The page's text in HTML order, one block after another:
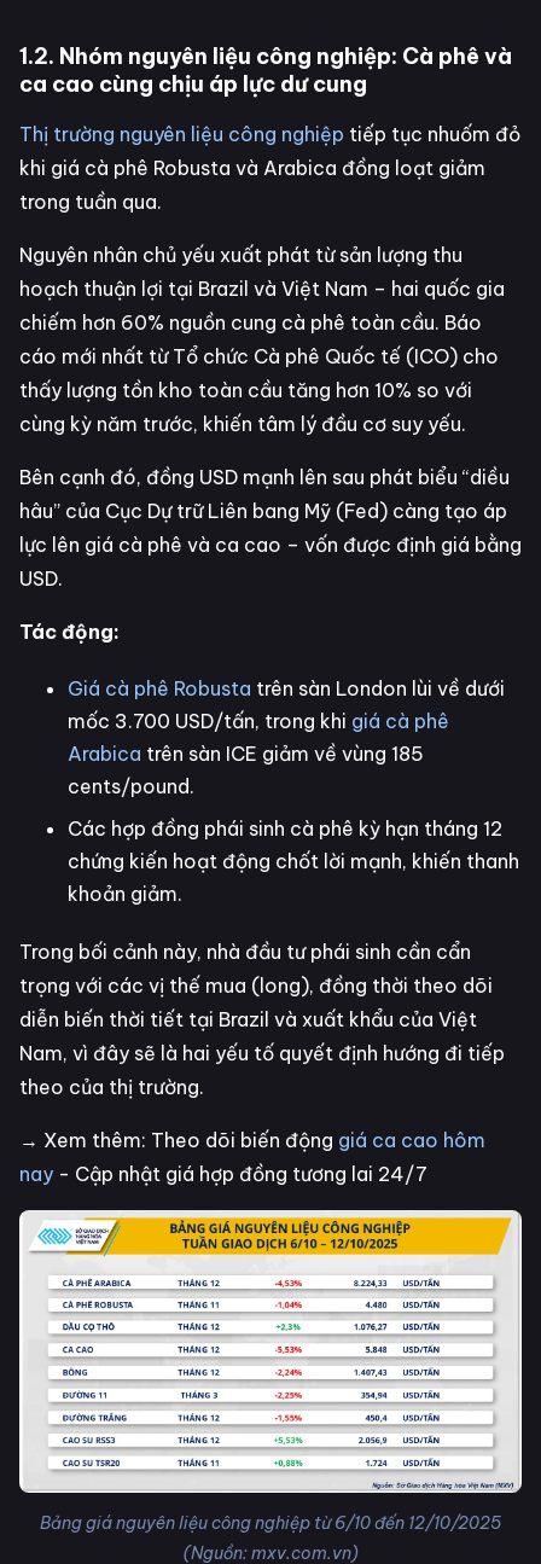
1.2. Nhóm nguyên liệu công nghiệp: Cà phê và
ca cao cùng chịu áp lực dư cung
Thị trường nguyên liệu công nghiệp tiếp tục nhuốm đỏ
khi giá cà phê Robusta và Arabica đồng loạt giảm
trong tuần qua.
Nguyên nhân chủ yếu xuất phát từ sản lượng thu
hoạch thuận lợi tại Brazil và Việt Nam – hai quốc gia
chiếm hơn 60% nguồn cung cà phê toàn cầu. Báo
cáo mới nhất từ Tổ chức Cà phê Quốc tế (ICO) cho
thấy lượng tồn kho toàn cầu tăng hơn 10% so với
cùng kỳ năm trước, khiến tâm lý đầu cơ suy yếu.
Bên cạnh đó, đồng USD mạnh lên sau phát biểu “diều
hâu” của Cục Dự trữ Liên bang Mỹ (Fed) càng tạo áp
lực lên giá cà phê và ca cao – vốn được định giá bằng
USD.
Tác động:
Giá cà phê Robusta trên sàn London lùi về dưới
mốc 3.700 USD/tấn, trong khi giá cà phê
Arabica trên sàn ICE giảm về vùng 185
cents/pound.
Các hợp đồng phái sinh cà phê kỳ hạn tháng 12
chứng kiến hoạt động chốt lời mạnh, khiến thanh
khoản giảm.
Trong bối cảnh này, nhà đầu tư phái sinh cần cẩn
trọng với các vị thế mua (long), đồng thời theo dõi
diễn biến thời tiết tại Brazil và xuất khẩu của Việt
Nam, vì đây sẽ là hai yếu tố quyết định hướng đi tiếp
theo của thị trường.
→ Xem thêm: Theo dõi biến động giá ca cao hôm
nay - Cập nhật giá hợp đồng tương lai 24/7
Bảng giá nguyên liệu công nghiệp từ 6/10 đến 12/10/2025
(Nguồn: mxv.com.vn)